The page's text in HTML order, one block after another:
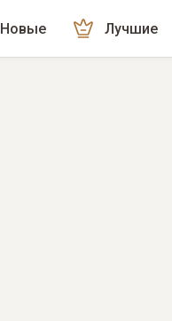
Новые Лучшие